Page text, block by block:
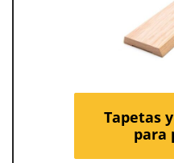
Tapetas
para